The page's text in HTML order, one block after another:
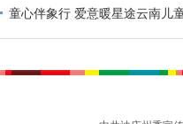
童心伴象行 爱意暖星途云南儿
与星宝共成长